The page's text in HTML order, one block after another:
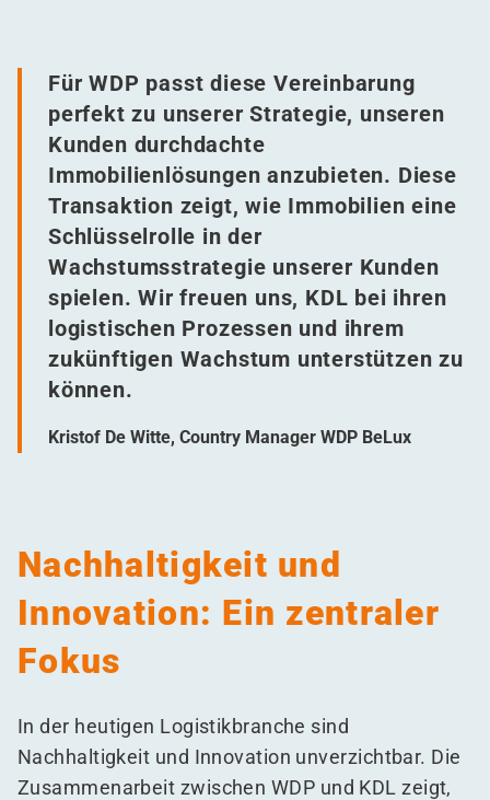
Für WDP passt diese Vereinbarung
perfekt zu unserer Strategie, unseren
Kunden durchdachte
Immobilienlösungen anzubieten. Diese
Transaktion zeigt, wie Immobilien eine
Schlüsselrolle in der
Wachstumsstrategie unserer Kunden
spielen. Wir freuen uns, KDL bei ihren
logistischen Prozessen und ihrem
zukünftigen Wachstum unterstützen zu
können.
Kristof De Witte, Country Manager WDP BeLux
Nachhaltigkeit und
Innovation: Ein zentraler
Fokus
In der heutigen Logistikbranche sind
Nachhaltigkeit und Innovation unverzichtbar. Die
Zusammenarbeit zwischen WDP und KDL zeigt,